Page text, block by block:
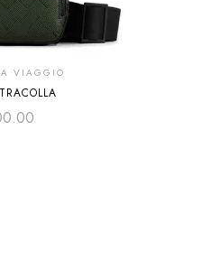
VIAGGIO